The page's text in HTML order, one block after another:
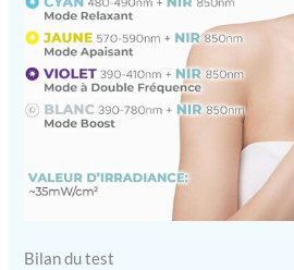
Bilan du test